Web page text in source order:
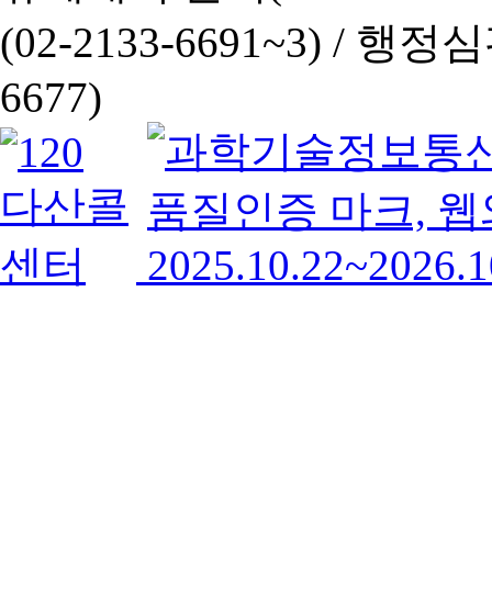
(02-2133-6691~3) / 행정심
6677)